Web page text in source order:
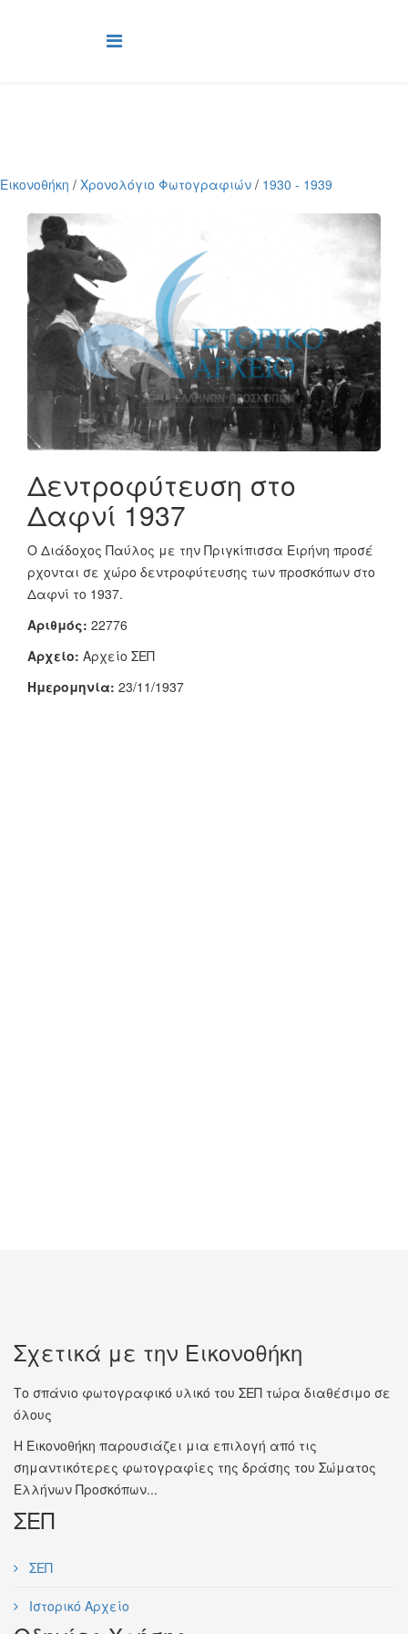
Εικονοθήκη / Χρονολόγιο Φωτογραφιών / 1930 - 1939
Δεντροφύτευση στο
Δαφνί 1937
Ο Διάδοχος Παύλος με την Πριγκίπισσα Ειρήνη προσέ
ρχονται σε χώρο δεντροφύτευσης των προσκόπων στο
Δαφνί το 1937.
Αριθμός: 22776
Αρχείο: Αρχείο ΣΕΠ
Ημερομηνία: 23/11/1937
Σχετικά με την Εικονοθήκη
Το σπάνιο φωτογραφικό υλικό του ΣΕΠ τώρα διαθέσιμο σε
όλους
Η Εικονοθήκη παρουσιάζει μια επιλογή από τις
σημαντικότερες φωτογραφίες της δράσης του Σώματος
Ελλήνων Προσκόπων...
ΣΕΠ
ΣΕΠ
Ιστορικό Αρχείο